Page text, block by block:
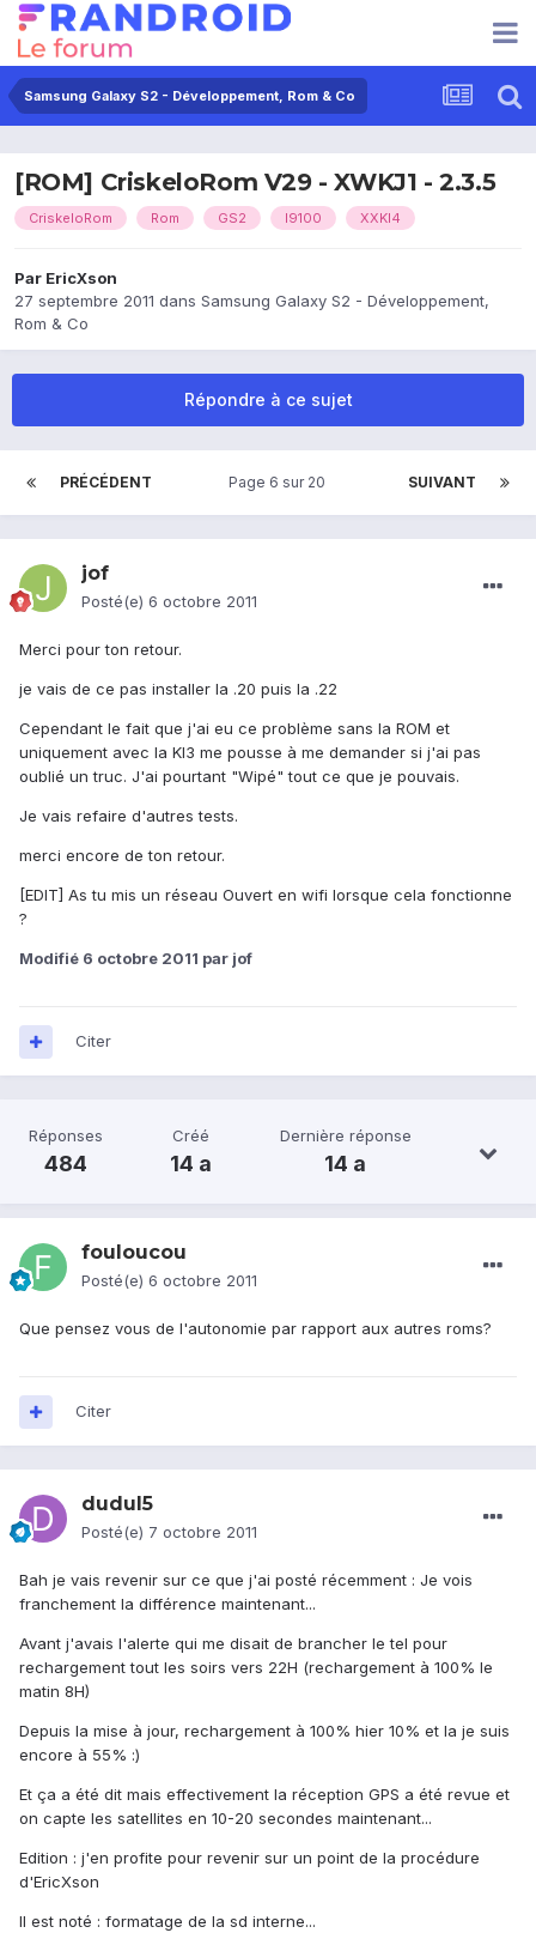
Samsung Galaxy S2 - Développement, Rom & Co
[ROM] CriskeloRom V29 - XWKJ1 - 2.3.5
CriskeloRom Rom GS2 I9100 XXKI4
Par EricXson
27 septembre 2011 dans Samsung Galaxy S2 - Développement,
Rom & Co
Répondre à ce sujet
PRÉCÉDENT SUIVANT
Page 6 sur 20
jof
Posté(e) 6 octobre 2011
Merci pour ton retour.
je vais de ce pas installer la .20 puis la .22
Cependant le fait que j'ai eu ce problème sans la ROM et
uniquement avec la KI3 me pousse à me demander si j'ai pas
oublié un truc. J'ai pourtant "Wipé" tout ce que je pouvais.
Je vais refaire d'autres tests.
merci encore de ton retour.
[EDIT] As tu mis un réseau Ouvert en wifi lorsque cela fonctionne
?
Modifié 6 octobre 2011 par jof
Citer
Réponses
484
Créé
14 a
Dernière réponse
14 a
fouloucou
Posté(e) 6 octobre 2011
Que pensez vous de l'autonomie par rapport aux autres roms?
Citer
dudul5
Posté(e) 7 octobre 2011
Bah je vais revenir sur ce que j'ai posté récemment : Je vois
franchement la différence maintenant...
Avant j'avais l'alerte qui me disait de brancher le tel pour
rechargement tout les soirs vers 22H (rechargement à 100% le
matin 8H)
Depuis la mise à jour, rechargement à 100% hier 10% et la je suis
encore à 55% :)
Et ça a été dit mais effectivement la réception GPS a été revue et
on capte les satellites en 10-20 secondes maintenant...
Edition : j'en profite pour revenir sur un point de la procédure
d'EricXson
Il est noté : formatage de la sd interne...